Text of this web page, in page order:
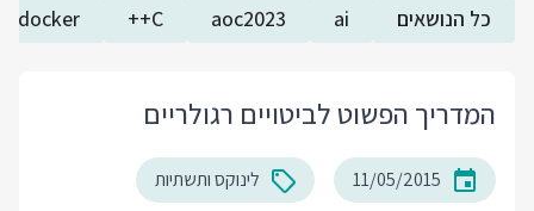
כל הנושאים ai
aoc2023
C++
docker
המדריך הפשוט לביטויים רגולריים
11/05/2015 לינוקס ותשתיות